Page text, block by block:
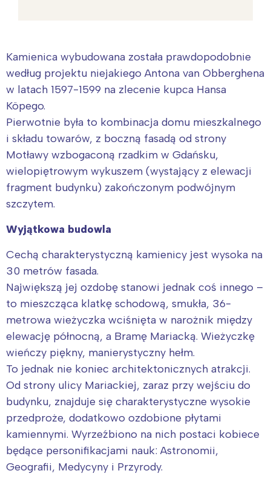
Kamienica wybudowana została prawdopodobnie
według projektu niejakiego Antona van Obberghena
w latach 1597-1599 na zlecenie kupca Hansa
Köpego.
Pierwotnie była to kombinacja domu mieszkalnego
i składu towarów, z boczną fasadą od strony
Motławy wzbogaconą rzadkim w Gdańsku,
wielopiętrowym wykuszem (wystający z elewacji
fragment budynku) zakończonym podwójnym
szczytem.
Wyjątkowa budowla
Cechą charakterystyczną kamienicy jest wysoka na
30 metrów fasada.
Największą jej ozdobę stanowi jednak coś innego –
to mieszcząca klatkę schodową, smukła, 36-
metrowa wieżyczka wciśnięta w narożnik między
elewację północną, a Bramę Mariacką. Wieżyczkę
wieńczy piękny, manierystyczny hełm.
To jednak nie koniec architektonicznych atrakcji.
Od strony ulicy Mariackiej, zaraz przy wejściu do
budynku, znajduje się charakterystyczne wysokie
przedproże, dodatkowo ozdobione płytami
kamiennymi. Wyrzeźbiono na nich postaci kobiece
będące personifikacjami nauk: Astronomii,
Geografii, Medycyny i Przyrody.